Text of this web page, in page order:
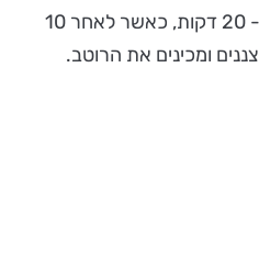
גרגירים ממקל וניל, אופים כ- 20 דקות, כאשר לאחר 10
ומכינים את הרוטב.